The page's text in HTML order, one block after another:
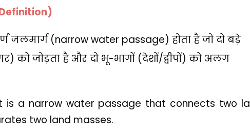
जलमार्ग (narrow water passage) होता है जो दो बड़े
को जोड़ता है और दो भू-भागों (देशों/द्वीपों) को अलग
is a narrow water passage that connects two
two land masses.